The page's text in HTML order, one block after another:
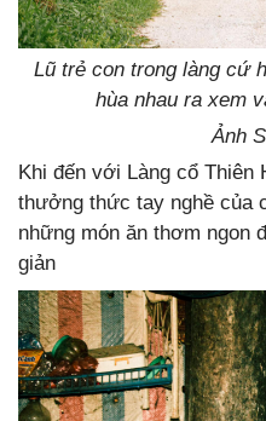
Lũ trẻ con trong làng cứ
hùa nhau ra xem
Ảnh
Khi đến với Làng cổ
thưởng thức tay nghề của
những món ăn thơm ngon
giản